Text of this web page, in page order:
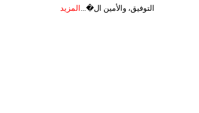
التوفيق، والأمين ال�...
المزيد